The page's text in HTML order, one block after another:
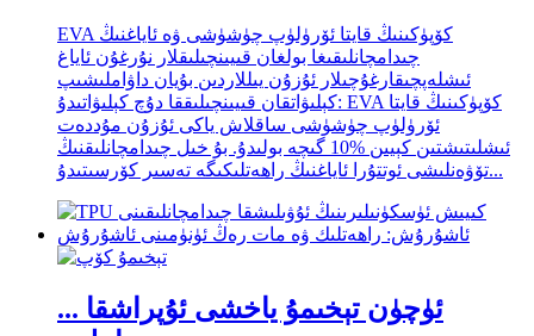
EVA كۆپۈكىنىڭ قايتا ئۆرۈلۈپ چۈشۈشى ۋە ئاياغنىڭ
چىدامچانلىقىغا بولغان قىيىنچىلىقلار نۇرغۇن ئاياغ
ئىشلەپچىقارغۇچىلار ئۇزۇن يىللاردىن بۇيان داۋاملىشىپ
كېلىۋاتقان قىيىنچىلىققا دۇچ كېلىۋاتىدۇ: EVA كۆپۈكىنىڭ قايتا
ئۆرۈلۈپ چۈشۈشى ساقلاش ياكى ئۇزۇن مۇددەت
ئىشلىتىشتىن كېيىن %10 گىچە بولىدۇ. بۇ خىل چىدامچانلىقنىڭ
تۆۋەنلىشى ئوتتۇرا ئاياغنىڭ راھەتلىكىگە تەسىر كۆرسىتىدۇ...
... ئۈچۈن تېخىمۇ ياخشى ئۇپراشقا